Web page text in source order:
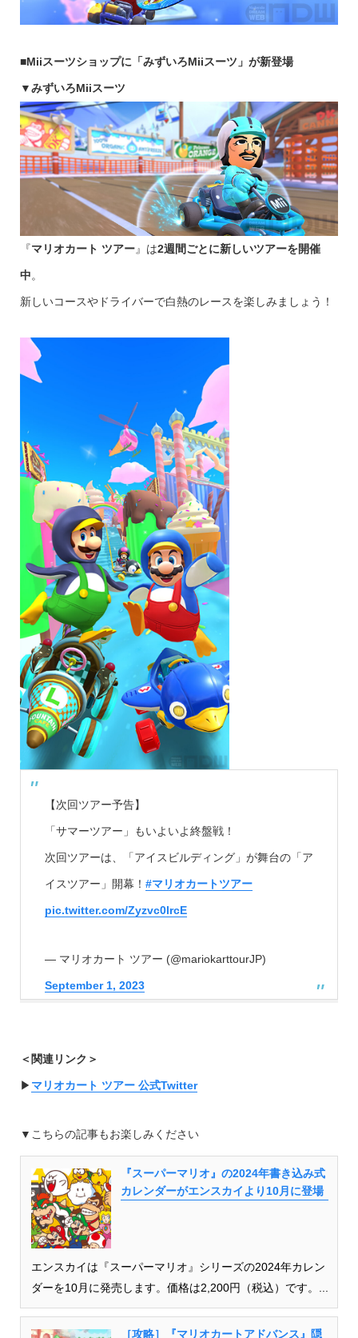
■Miiスーツショップに「みずいろMiiスーツ」が新登場
▼みずいろMiiスーツ
『マリオカート ツアー』は2週間ごとに新しいツアーを開催
中。
新しいコースやドライバーで白熱のレースを楽しみましょう！
【次回ツアー予告】
「サマーツアー」もいよいよ終盤戦！
次回ツアーは、「アイスビルディング」が舞台の「ア
イスツアー」開幕！ #マリオカートツアー
pic.twitter.com/Zyzvc0lrcE
— マリオカート ツアー (@mariokarttourJP)
September 1, 2023
＜関連リンク＞
▶︎ マリオカート ツアー 公式Twitter
▼こちらの記事もお楽しみください
『スーパーマリオ』の2024年書き込み式
カレンダーがエンスカイより10月に登場
エンスカイは『スーパーマリオ』シリーズの2024年カレン
ダーを10月に発売します。価格は2,200円（税込）です。...
［攻略］『マリオカートアドバンス』隠